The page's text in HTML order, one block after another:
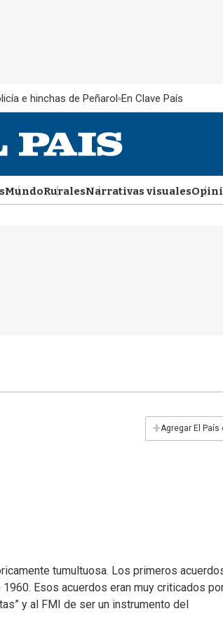
e hinchas de Peñarol En Clave País
MundoRuralesNarrativas visuales
+Agregar El País
tumultuosa. Los primeros
Esos acuerdos eran muy criticados
y al FMI de ser un instrumento del